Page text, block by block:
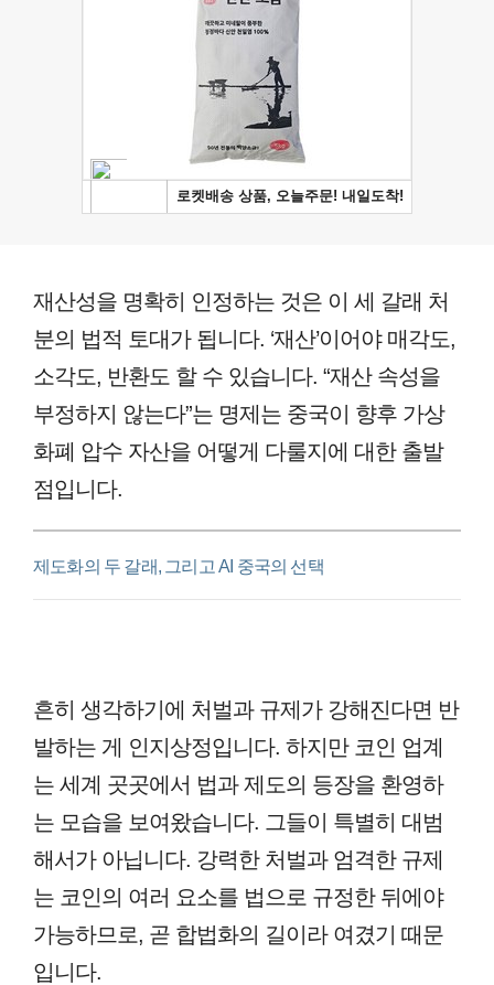
재산성을 명확히 인정하는 것은 이 세 갈래 처
분의 법적 토대가 됩니다. ‘재산’이어야 매각도,
소각도, 반환도 할 수 있습니다. “재산 속성을
부정하지 않는다”는 명제는 중국이 향후 가상
화폐 압수 자산을 어떻게 다룰지에 대한 출발
점입니다.
제도화의 두 갈래, 그리고 AI 중국의 선택
흔히 생각하기에 처벌과 규제가 강해진다면 반
발하는 게 인지상정입니다. 하지만 코인 업계
는 세계 곳곳에서 법과 제도의 등장을 환영하
는 모습을 보여왔습니다. 그들이 특별히 대범
해서가 아닙니다. 강력한 처벌과 엄격한 규제
는 코인의 여러 요소를 법으로 규정한 뒤에야
가능하므로, 곧 합법화의 길이라 여겼기 때문
입니다.